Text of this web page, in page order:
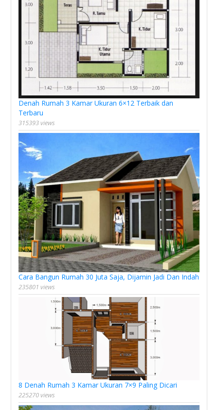
Denah Rumah 3 Kamar Ukuran 6×12 Terbaik dan
Terbaru
315393 views
Cara Bangun Rumah 30 Juta Saja, Dijamin Jadi Dan Indah
235801 views
8 Denah Rumah 3 Kamar Ukuran 7×9 Paling Dicari
225270 views